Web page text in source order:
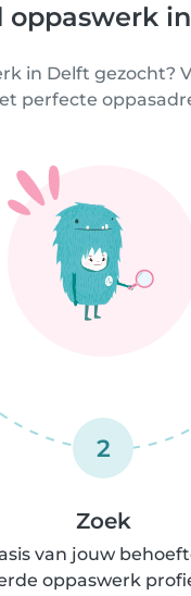
oppaswerk
in Delft gezocht?
perfecte
2
Zoek
van jouw
oppaswerk